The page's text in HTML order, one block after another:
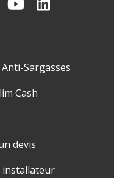
Sargasses
Cash
devis